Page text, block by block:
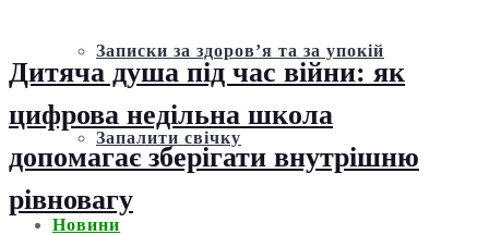
Записки за здоров’я та за упокій
Запалити свічку
Новини
Дитяча душа під час війни: як
цифрова недільна школа
допомагає зберігати внутрішню
рівновагу